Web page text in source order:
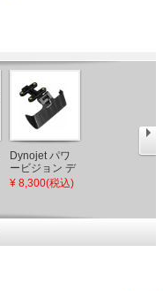
Dynojet パワ
ービジョン デ
ィスプレイ用
バイザー
¥ 8,300(税込)
2024以降 ロー
ジャンパーハ